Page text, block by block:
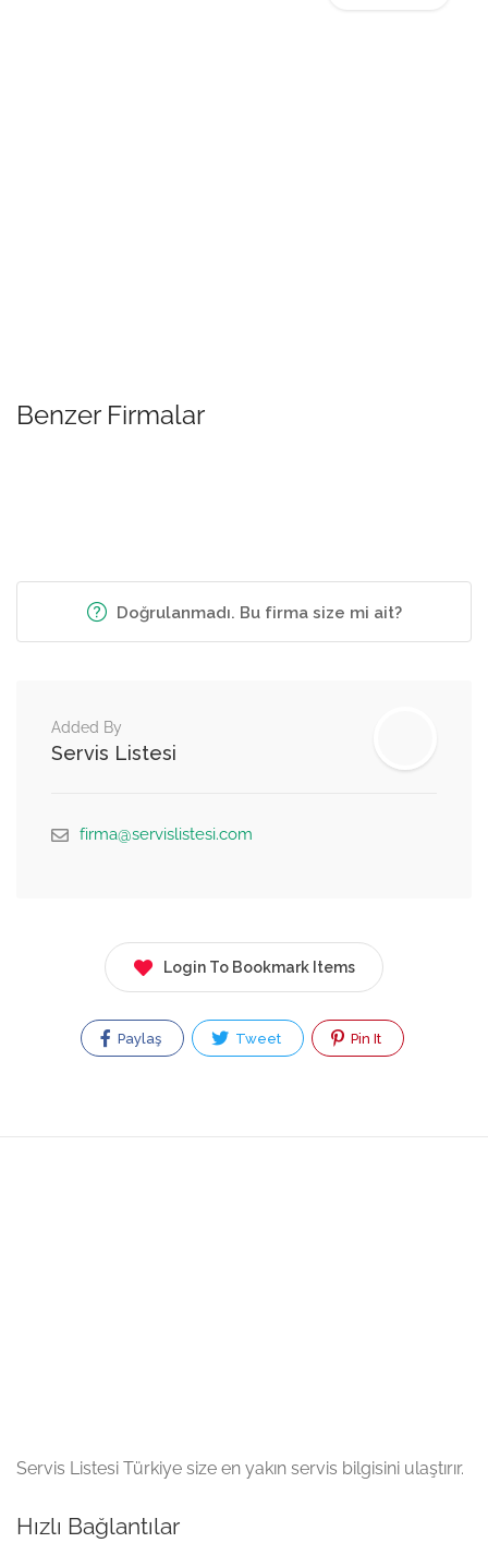
Benzer Firmalar
Doğrulanmadı. Bu firma size mi ait?
Added By
Servis Listesi
firma@servislistesi.com
Login To Bookmark Items
Paylaş Tweet Pin It
Servis Listesi Türkiye size en yakın servis bilgisini ulaştırır.
Hızlı Bağlantılar